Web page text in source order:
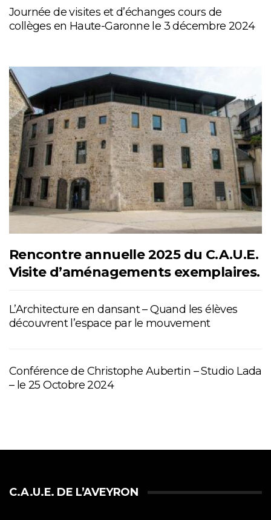
Journée de visites et d’échanges cours de
collèges en Haute-Garonne le 3 décembre 2024
Rencontre annuelle 2025 du C.A.U.E.
Visite d’aménagements exemplaires.
L’Architecture en dansant – Quand les élèves
découvrent l’espace par le mouvement
Conférence de Christophe Aubertin – Studio Lada
– le 25 Octobre 2024
C.A.U.E. DE L’AVEYRON